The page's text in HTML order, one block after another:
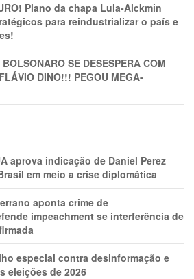
Plano da chapa Lula-Alckmin
para reindustrializar o país e
SE DESESPERA COM
DINO!!! PEGOU MEGA-
aprova indicação de Daniel Perez
em meio a crise diplomática
aponta crime de
impeachment se interferência de
especial contra desinformação e
eleições de 2026